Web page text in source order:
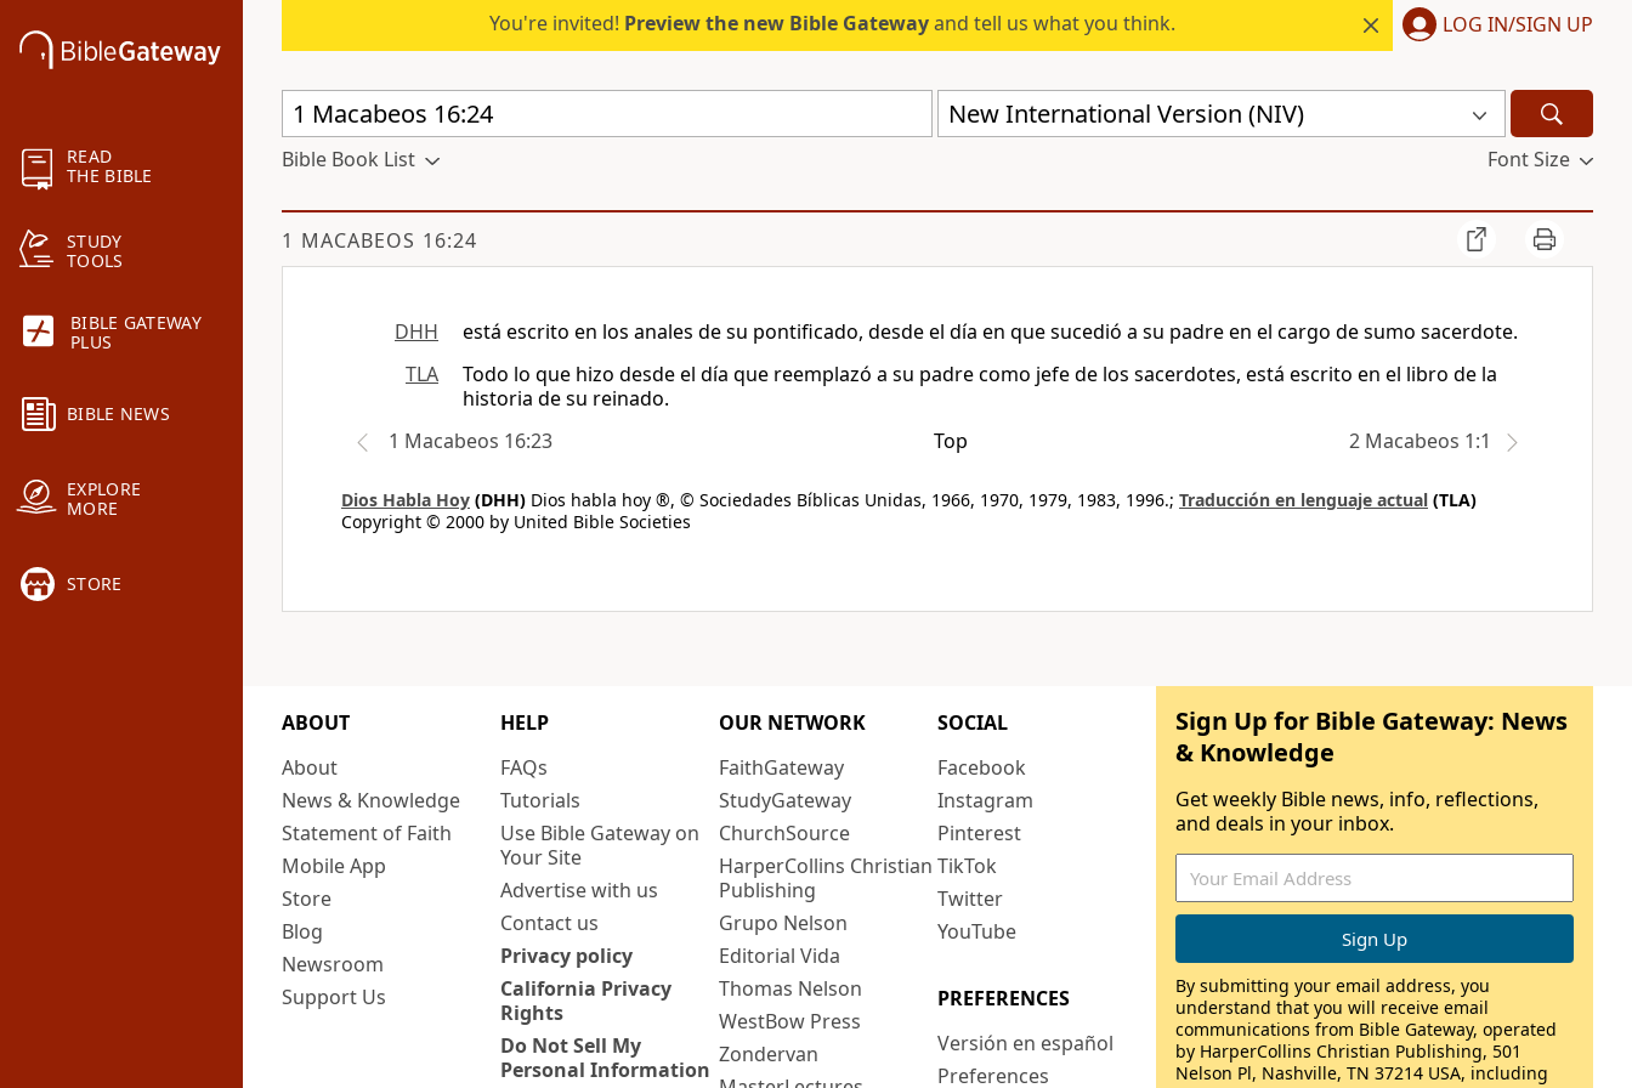
READ
THE BIBLE
STUDY
TOOLS
BIBLE GATEWAY
PLUS
BIBLE NEWS
EXPLORE
MORE
STORE
You're invited! Preview the new Bible Gatewayand tell us what you think. LOG IN/SIGN UP
New International Version (NIV)
Bible Book List Font Size
1 MACABEOS 16:24
DHH
está escrito en los anales de su pontificado, desde el día en que sucedió a su padre en el cargo de sumo sacerdote.
TLA
Todo lo que hizo desde el día que reemplazó a su padre como jefe de los sacerdotes, está escrito en el libro de la
historia de su reinado.
1 Macabeos 16:23
Top 2 Macabeos 1:1
Dios Habla Hoy (DHH) Dios habla hoy ®, © Sociedades Bíblicas Unidas, 1966, 1970, 1979, 1983, 1996.; Traducción en lenguaje actual (TLA)
Copyright © 2000 by United Bible Societies
ABOUT
About
News & Knowledge
Statement of Faith
Mobile App
Store
Blog
Newsroom
Support Us
HELP
FAQs
Tutorials
Use Bible Gateway on
Your Site
Advertise with us
Contact us
Privacy policy
California Privacy
Rights
Do Not Sell My
Personal Information
OUR NETWORK
FaithGateway
StudyGateway
ChurchSource
HarperCollins Christian
Publishing
Grupo Nelson
Editorial Vida
Thomas Nelson
WestBow Press
Zondervan
SOCIAL
Facebook
Instagram
Pinterest
TikTok
Twitter
YouTube
PREFERENCES
Versión en español
Preferences
Sign Up for Bible Gateway: News
& Knowledge
Get weekly Bible news, info, reflections,
and deals in your inbox.
By submitting your email address, you
understand that you will receive email
communications from Bible Gateway, operated
by HarperCollins Christian Publishing, 501
Nelson Pl, Nashville, TN 37214 USA, including